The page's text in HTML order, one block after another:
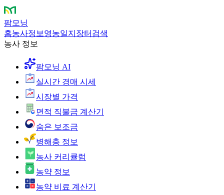
팜모닝
홈농사정보 영농일지 장터 검색
농사 정보
팜모닝 AI
실시간 경매 시세
시장별 가격
면적 직불금 계산기
숨은 보조금
병해충 정보
농사 커리큘럼
농약 정보
농약 비료 계산기